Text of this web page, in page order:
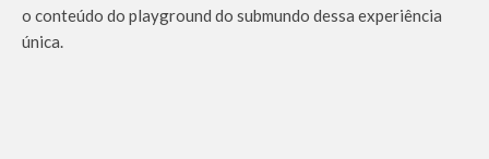
o conteúdo do playground do submundo dessa experiência
única.